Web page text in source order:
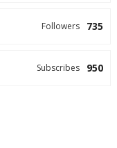
735
Followers
950
Subscribes